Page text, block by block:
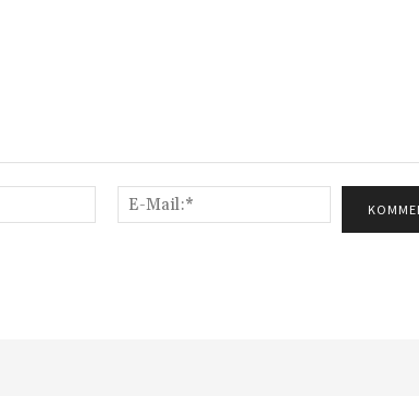
Name:*
Mail:*